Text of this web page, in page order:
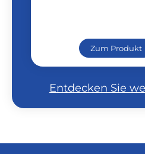
Zum Produkt
Entdecken Sie